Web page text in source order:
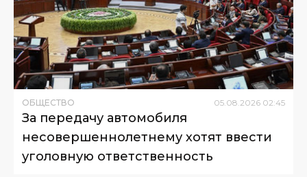
ОБЩЕСТВО 05.08.2026 02:45
За передачу автомобиля
несовершеннолетнему хотят ввести
уголовную ответственность